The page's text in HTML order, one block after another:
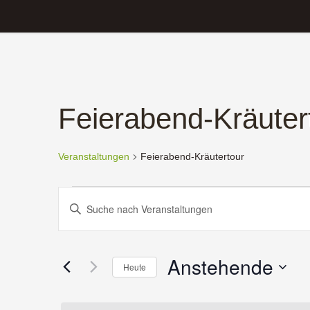
Feierabend-
Veranstaltungen Feierabend-Kräutertour
Veranstaltungen
Veranstaltungen
Suche
und
Bitte
Suche
Heute Anstehende